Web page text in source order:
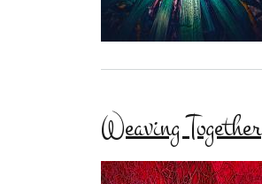
Weaving Together